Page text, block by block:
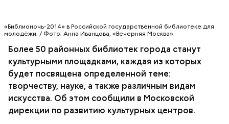
«Библионочь-2014» в Российской государственной библиотеке для
молодёжи. / Фото: Анна Иванцова, «Вечерняя Москва»
Более 50 районных библиотек города станут
культурными площадками, каждая из которых
будет посвящена определенной теме:
творчеству, науке, а также различным видам
искусства. Об этом сообщили в Московской
дирекции по развитию культурных центров.
До конца месяца в обновленном формате